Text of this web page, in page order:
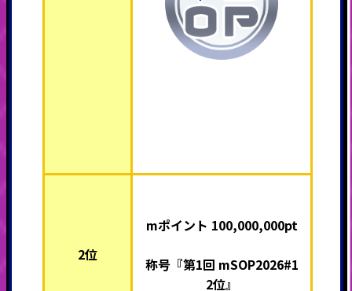
2位
mポイント 100,000,000pt
称号『第1回 mSOP2026#1
2位』